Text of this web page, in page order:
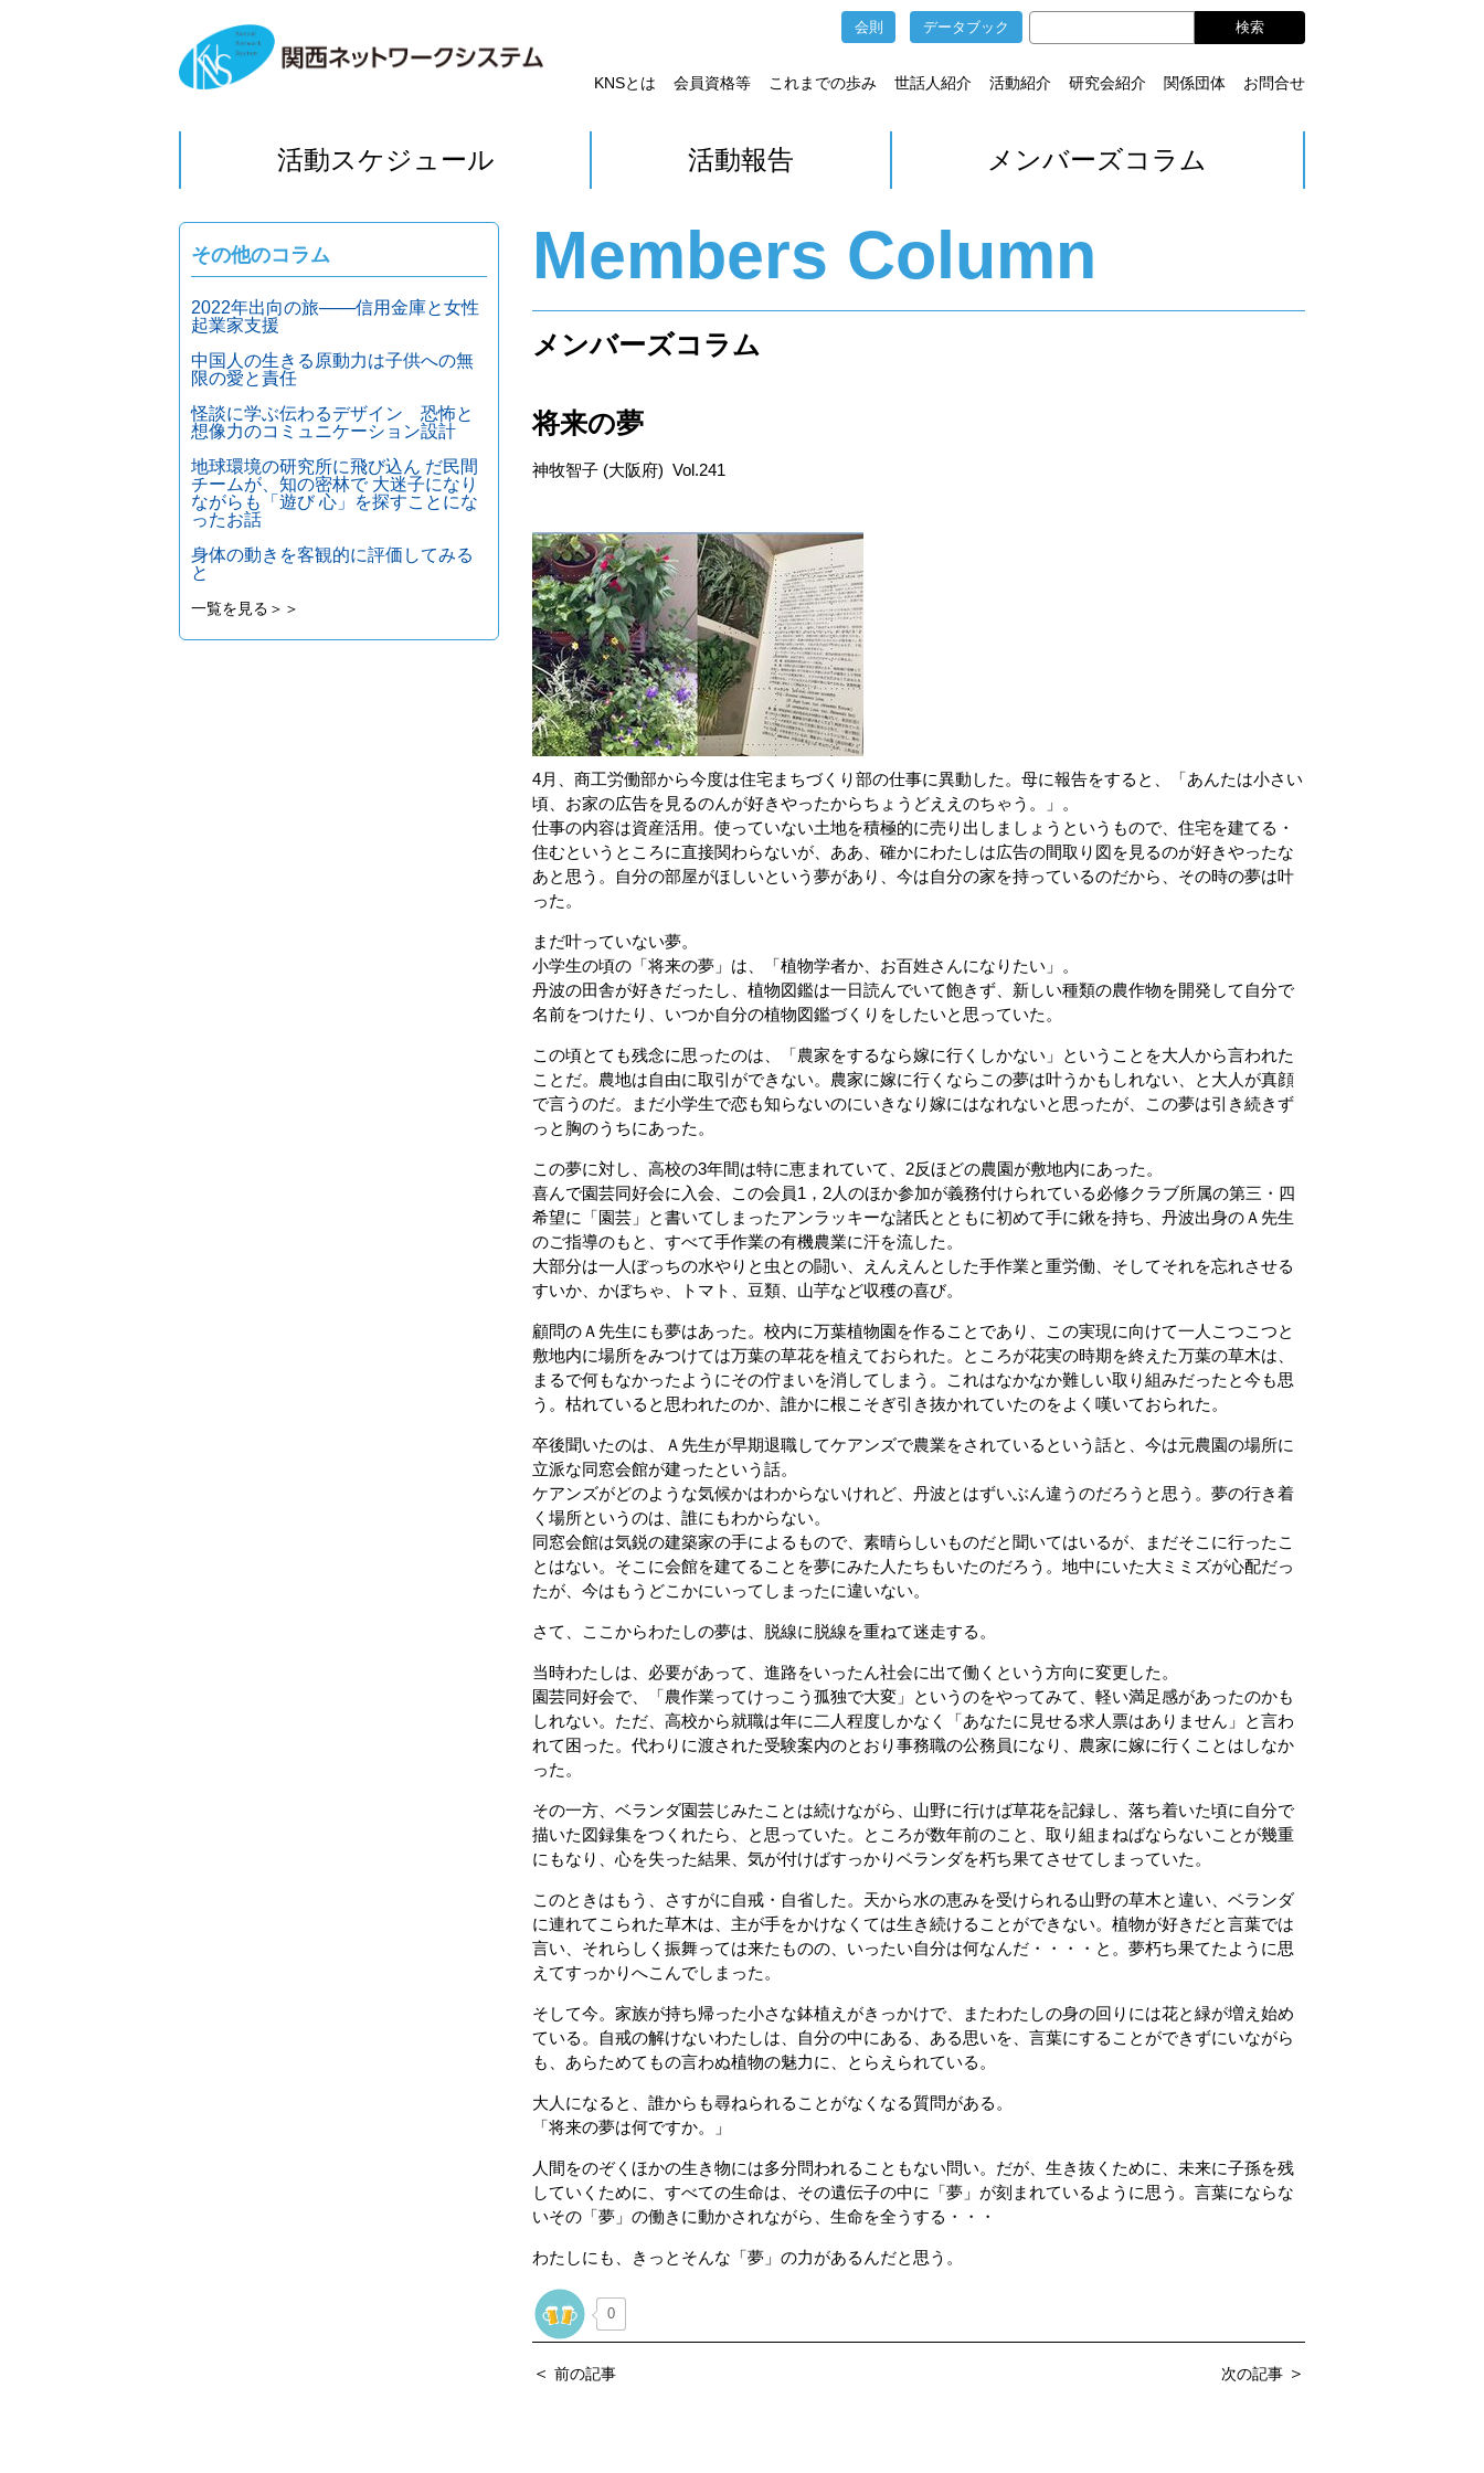
会則 データブック
KNSとは 会員資格等 これまでの歩み 世話人紹介 活動紹介 研究会紹介 関係団体 お問合せ
活動スケジュール 活動報告 メンバーズコラム
Members Column
メンバーズコラム
将来の夢
神牧智子 (大阪府) Vol.241
4月、商工労働部から今度は住宅まちづくり部の仕事に異動した。母に報告をすると、「あんたは小さい
頃、お家の広告を見るのんが好きやったからちょうどええのちゃう。」。
仕事の内容は資産活用。使っていない土地を積極的に売り出しましょうというもので、住宅を建てる・
住むというところに直接関わらないが、ああ、確かにわたしは広告の間取り図を見るのが好きやったな
あと思う。自分の部屋がほしいという夢があり、今は自分の家を持っているのだから、その時の夢は叶
った。
まだ叶っていない夢。
小学生の頃の「将来の夢」は、「植物学者か、お百姓さんになりたい」。
丹波の田舎が好きだったし、植物図鑑は一日読んでいて飽きず、新しい種類の農作物を開発して自分で
名前をつけたり、いつか自分の植物図鑑づくりをしたいと思っていた。
この頃とても残念に思ったのは、「農家をするなら嫁に行くしかない」ということを大人から言われた
ことだ。農地は自由に取引ができない。農家に嫁に行くならこの夢は叶うかもしれない、と大人が真顔
で言うのだ。まだ小学生で恋も知らないのにいきなり嫁にはなれないと思ったが、この夢は引き続きず
っと胸のうちにあった。
この夢に対し、高校の3年間は特に恵まれていて、2反ほどの農園が敷地内にあった。
喜んで園芸同好会に入会、この会員1，2人のほか参加が義務付けられている必修クラブ所属の第三・四
希望に「園芸」と書いてしまったアンラッキーな諸氏とともに初めて手に鍬を持ち、丹波出身のＡ先生
のご指導のもと、すべて手作業の有機農業に汗を流した。
大部分は一人ぼっちの水やりと虫との闘い、えんえんとした手作業と重労働、そしてそれを忘れさせる
すいか、かぼちゃ、トマト、豆類、山芋など収穫の喜び。
顧問のＡ先生にも夢はあった。校内に万葉植物園を作ることであり、この実現に向けて一人こつこつと
敷地内に場所をみつけては万葉の草花を植えておられた。ところが花実の時期を終えた万葉の草木は、
まるで何もなかったようにその佇まいを消してしまう。これはなかなか難しい取り組みだったと今も思
う。枯れていると思われたのか、誰かに根こそぎ引き抜かれていたのをよく嘆いておられた。
卒後聞いたのは、Ａ先生が早期退職してケアンズで農業をされているという話と、今は元農園の場所に
立派な同窓会館が建ったという話。
ケアンズがどのような気候かはわからないけれど、丹波とはずいぶん違うのだろうと思う。夢の行き着
く場所というのは、誰にもわからない。
同窓会館は気鋭の建築家の手によるもので、素晴らしいものだと聞いてはいるが、まだそこに行ったこ
とはない。そこに会館を建てることを夢にみた人たちもいたのだろう。地中にいた大ミミズが心配だっ
たが、今はもうどこかにいってしまったに違いない。
さて、ここからわたしの夢は、脱線に脱線を重ねて迷走する。
当時わたしは、必要があって、進路をいったん社会に出て働くという方向に変更した。
園芸同好会で、「農作業ってけっこう孤独で大変」というのをやってみて、軽い満足感があったのかも
しれない。ただ、高校から就職は年に二人程度しかなく「あなたに見せる求人票はありません」と言わ
れて困った。代わりに渡された受験案内のとおり事務職の公務員になり、農家に嫁に行くことはしなか
った。
その一方、ベランダ園芸じみたことは続けながら、山野に行けば草花を記録し、落ち着いた頃に自分で
描いた図録集をつくれたら、と思っていた。ところが数年前のこと、取り組まねばならないことが幾重
にもなり、心を失った結果、気が付けばすっかりベランダを朽ち果てさせてしまっていた。
このときはもう、さすがに自戒・自省した。天から水の恵みを受けられる山野の草木と違い、ベランダ
に連れてこられた草木は、主が手をかけなくては生き続けることができない。植物が好きだと言葉では
言い、それらしく振舞っては来たものの、いったい自分は何なんだ・・・・と。夢朽ち果てたように思
えてすっかりへこんでしまった。
そして今。家族が持ち帰った小さな鉢植えがきっかけで、またわたしの身の回りには花と緑が増え始め
ている。自戒の解けないわたしは、自分の中にある、ある思いを、言葉にすることができずにいながら
も、あらためてもの言わぬ植物の魅力に、とらえられている。
大人になると、誰からも尋ねられることがなくなる質問がある。
「将来の夢は何ですか。」
人間をのぞくほかの生き物には多分問われることもない問い。だが、生き抜くために、未来に子孫を残
していくために、すべての生命は、その遺伝子の中に「夢」が刻まれているように思う。言葉にならな
いその「夢」の働きに動かされながら、生命を全うする・・・
わたしにも、きっとそんな「夢」の力があるんだと思う。
0
＜ 前の記事 次の記事 ＞
その他のコラム
2022年出向の旅───信用金庫と女性
起業家支援
中国人の生きる原動力は子供への無
限の愛と責任
怪談に学ぶ伝わるデザイン 恐怖と
想像力のコミュニケーション設計
地球環境の研究所に飛び込ん だ民間
チームが、知の密林で 大迷子になり
ながらも「遊び 心」を探すことにな
ったお話
身体の動きを客観的に評価してみる
と
一覧を見る＞＞